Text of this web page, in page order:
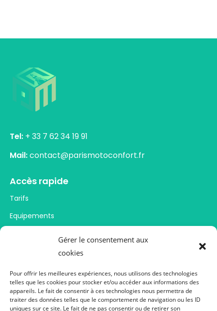
Gérer le consentement aux
cookies
Pour offrir les meilleures expériences, nous utilisons des technologies
telles que les cookies pour stocker et/ou accéder aux informations des
appareils. Le fait de consentir à ces technologies nous permettra de
traiter des données telles que le comportement de navigation ou les ID
uniques sur ce site. Le fait de ne pas consentir ou de retirer son
Tel: + 33 7 62 34 19 91
Mail:contact@parismotoconfort.fr
Accès rapide
Tarifs
Equipements
Infos pratiques
Politique de confidentialité